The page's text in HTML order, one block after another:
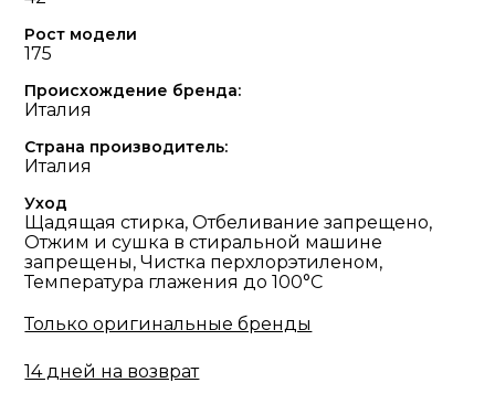
Рост модели
175
Происхождение бренда:
Италия
Страна производитель:
Италия
Уход
Щадящая стирка, Отбеливание запрещено,
Отжим и сушка в стиральной машине
запрещены, Чистка перхлорэтиленом,
Температура глажения до 100°С
Только оригинальные бренды
14 дней на возврат